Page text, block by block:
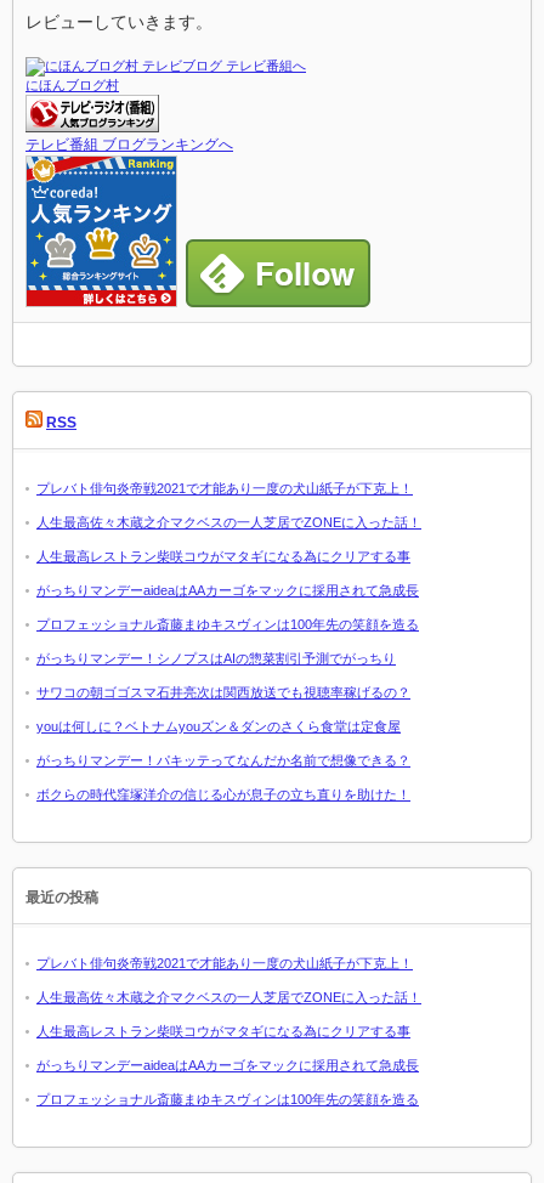
レビューしていきます。
にほんブログ村
テレビ番組 ブログランキングへ
RSS
プレバト俳句炎帝戦2021で才能あり一度の犬山紙子が下克上！
人生最高佐々木蔵之介マクベスの一人芝居でZONEに入った話！
人生最高レストラン柴咲コウがマタギになる為にクリアする事
がっちりマンデーaideaはAAカーゴをマックに採用されて急成長
プロフェッショナル斎藤まゆキスヴィンは100年先の笑顔を造る
がっちりマンデー！シノプスはAIの惣菜割引予測でがっちり
サワコの朝ゴゴスマ石井亮次は関西放送でも視聴率稼げるの？
youは何しに？ベトナムyouズン＆ダンのさくら食堂は定食屋
がっちりマンデー！パキッテってなんだか名前で想像できる？
ボクらの時代窪塚洋介の信じる心が息子の立ち直りを助けた！
最近の投稿
プレバト俳句炎帝戦2021で才能あり一度の犬山紙子が下克上！
人生最高佐々木蔵之介マクベスの一人芝居でZONEに入った話！
人生最高レストラン柴咲コウがマタギになる為にクリアする事
がっちりマンデーaideaはAAカーゴをマックに採用されて急成長
プロフェッショナル斎藤まゆキスヴィンは100年先の笑顔を造る